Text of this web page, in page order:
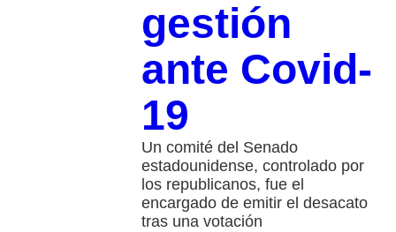
gestión
ante Covid-
19
Un comité del Senado
estadounidense, controlado por
los republicanos, fue el
encargado de emitir el desacato
tras una votación